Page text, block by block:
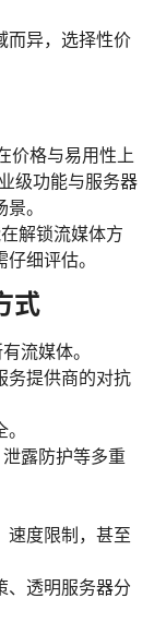
而异，选择性价
价格与易用性上
级功能与服务器
。
解锁流媒体方
细评估。
式
流媒体。
务提供商的对抗
露防护等多重
速度限制，甚至
、透明服务器分